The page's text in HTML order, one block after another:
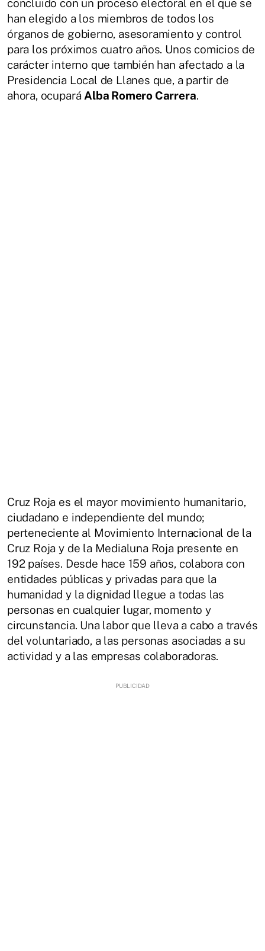
concluido con un proceso electoral en el que se
han elegido a los miembros de todos los
órganos de gobierno, asesoramiento y control
para los próximos cuatro años. Unos comicios de
carácter interno que también han afectado a la
Presidencia Local de Llanes que, a partir de
ahora, ocupará Alba Romero Carrera.
Cruz Roja es el mayor movimiento humanitario,
ciudadano e independiente del mundo;
perteneciente al Movimiento Internacional de la
Cruz Roja y de la Medialuna Roja presente en
192 países. Desde hace 159 años, colabora con
entidades públicas y privadas para que la
humanidad y la dignidad llegue a todas las
personas en cualquier lugar, momento y
circunstancia. Una labor que lleva a cabo a través
del voluntariado, a las personas asociadas a su
actividad y a las empresas colaboradoras.